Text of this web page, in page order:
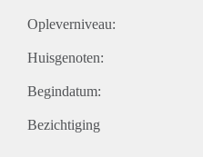
Opleverniveau:
Huisgenoten:
Begindatum:
Bezichtiging